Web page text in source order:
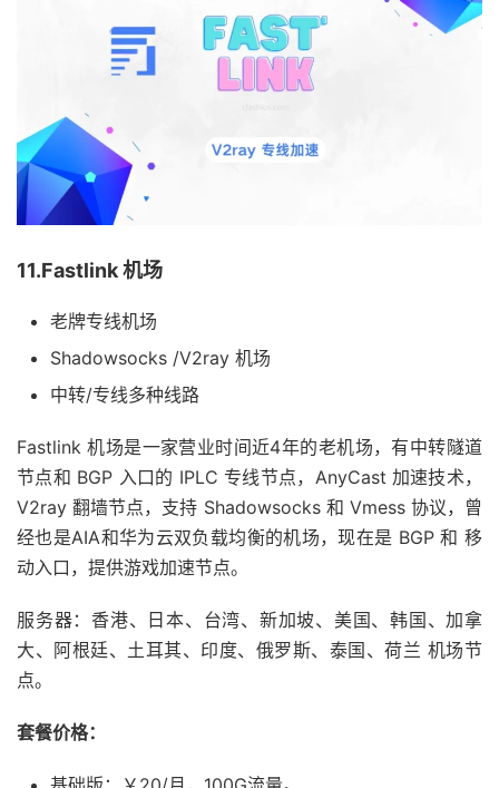
11.Fastlink 机场
老牌专线机场
Shadowsocks /V2ray 机场
中转/专线多种线路
Fastlink 机场是一家营业时间近4年的老机场，有中转隧道
节点和 BGP 入口的 IPLC 专线节点，AnyCast 加速技术，
V2ray 翻墙节点，支持 Shadowsocks 和 Vmess 协议，曾
经也是AIA和华为云双负载均衡的机场，现在是 BGP 和 移
动入口，提供游戏加速节点。
服务器：香港、日本、台湾、新加坡、美国、韩国、加拿
大、阿根廷、土耳其、印度、俄罗斯、泰国、荷兰 机场节
点。
套餐价格：